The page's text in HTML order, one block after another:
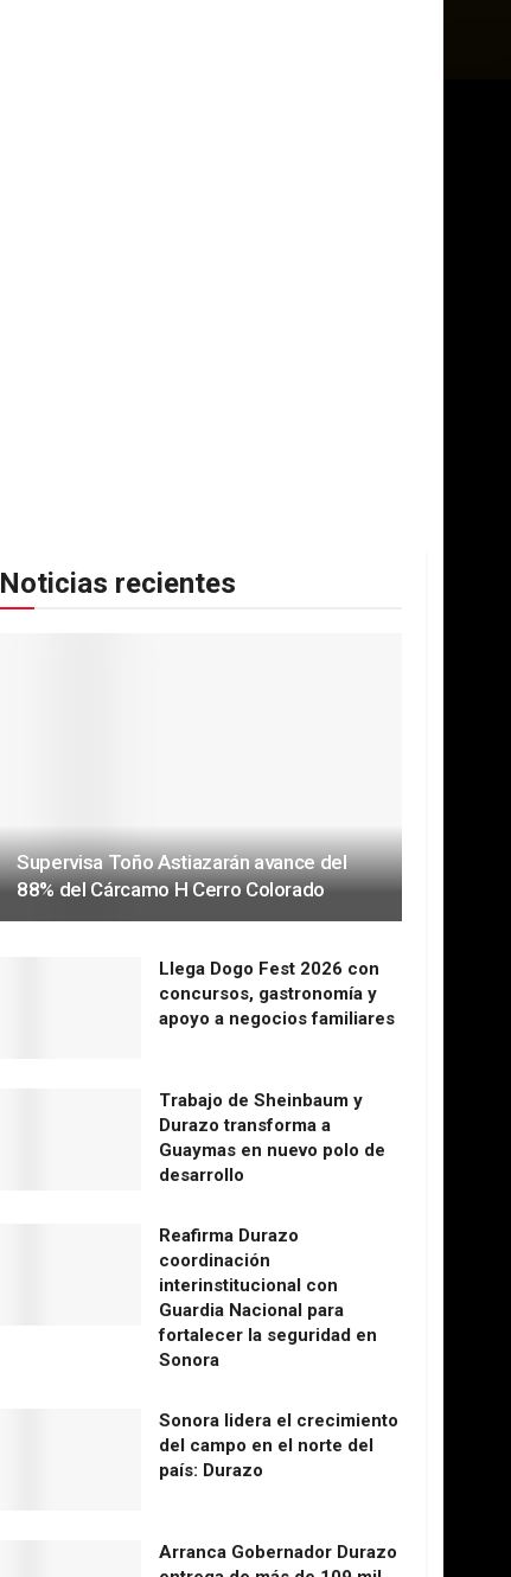
Noticias recientes
Supervisa Toño Astiazarán avance del
88% del Cárcamo H Cerro Colorado
Llega Dogo Fest 2026 con
concursos, gastronomía y
apoyo a negocios familiares
Trabajo de Sheinbaum y
Durazo transforma a
Guaymas en nuevo polo de
desarrollo
Reafirma Durazo
coordinación
interinstitucional con
Guardia Nacional para
fortalecer la seguridad en
Sonora
Sonora lidera el crecimiento
del campo en el norte del
país: Durazo
Arranca Gobernador Durazo